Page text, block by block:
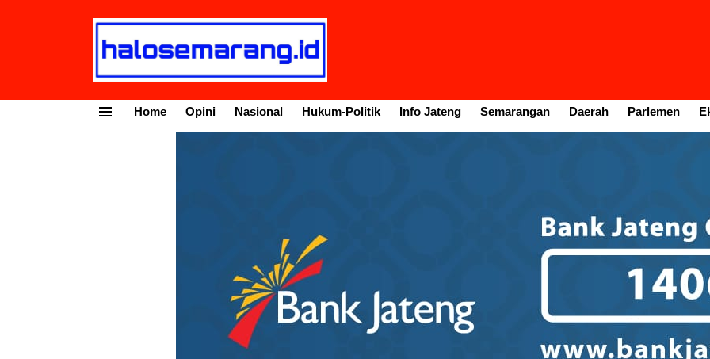
Home Opini Nasional Hukum-Politik Info Jateng Semarangan Daerah Parlemen